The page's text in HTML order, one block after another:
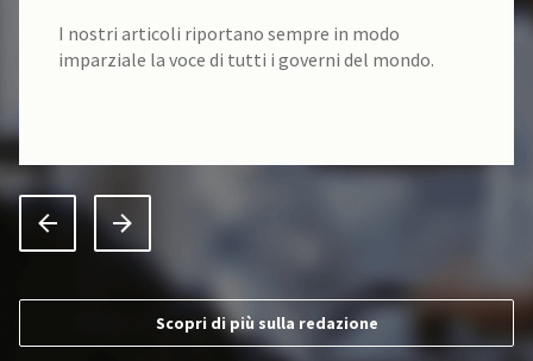
I nostri articoli riportano sempre in modo
imparziale la voce di tutti i governi del mondo.
Scopri di più sulla redazione